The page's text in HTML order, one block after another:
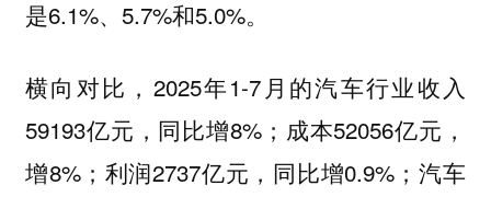
是6.1%、5.7%和5.0%。
横向对比，2025年1-7月的汽车行业收入
59193亿元，同比增8%；成本52056亿元，
增8%；利润2737亿元，同比增0.9%；汽车